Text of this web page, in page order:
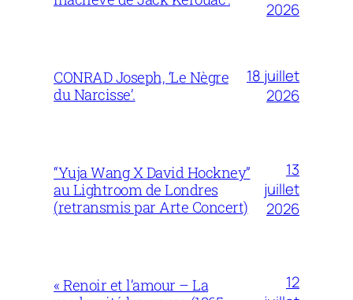
2026
CONRAD Joseph, ‘Le Nègre
du Narcisse’.
18 juillet
2026
“Yuja Wang X David Hockney”
au Lightroom de Londres
(retransmis par Arte Concert)
13
juillet
2026
« Renoir et l’amour – La
12